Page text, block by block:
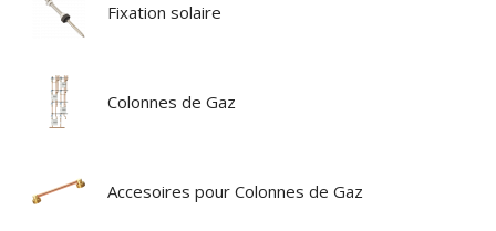
Fixation solaire
Colonnes de Gaz
Accesoires pour Colonnes de Gaz